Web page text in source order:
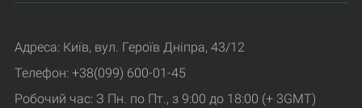
Адреса: Київ, вул. Героїв Дніпра, 43/12
Телефон: +38(099) 600-01-45
Робочий час: З Пн. по Пт., з 9:00 до 18:00 (+ 3GMT)